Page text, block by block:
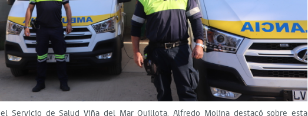
Servicio de Salud Viña del Mar Quillota, Alfredo Molina destacó sobre esta